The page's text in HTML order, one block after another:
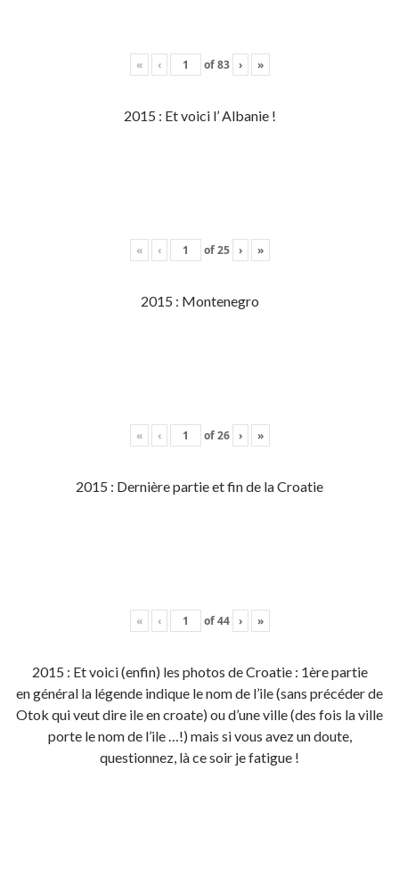
« ‹ of83 › »
2015 : Et voici l’ Albanie !
« ‹ of25 › »
2015 : Montenegro
« ‹ of26 › »
2015 : Dernière partie et fin de la Croatie
« ‹ of44 › »
2015 : Et voici (enfin) les photos de Croatie : 1ère partie
en général la légende indique le nom de l’ile (sans précéder de
Otok qui veut dire ile en croate) ou d’une ville (des fois la ville
porte le nom de l’ile …!) mais si vous avez un doute,
questionnez, là ce soir je fatigue !